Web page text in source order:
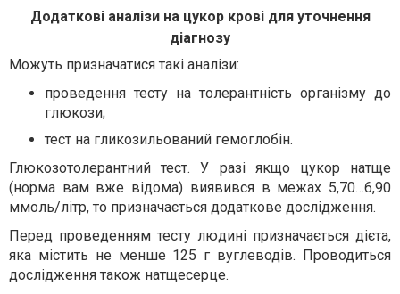
Додаткові аналізи на цукор крові для уточнення
діагнозу
Можуть призначатися такі аналізи:
проведення тесту на толерантність організму до
глюкози;
тест на гликозильований гемоглобін.
Глюкозотолерантний тест. У разі якщо цукор натще
(норма вам вже відома) виявився в межах 5,70…6,90
ммоль/літр, то призначається додаткове дослідження.
Перед проведенням тесту людині призначається дієта,
яка містить не менше 125 г вуглеводів. Проводиться
дослідження також натщесерце.